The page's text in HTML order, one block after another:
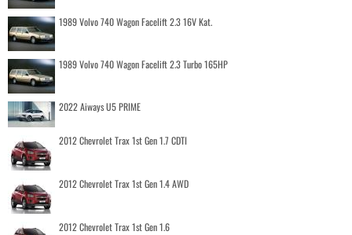
1989 Volvo 740 Wagon Facelift 2.3 16V Kat.
1989 Volvo 740 Wagon Facelift 2.3 Turbo 165HP
2022 Aiways U5 PRIME
2012 Chevrolet Trax 1st Gen 1.7 CDTI
2012 Chevrolet Trax 1st Gen 1.4 AWD
2012 Chevrolet Trax 1st Gen 1.6